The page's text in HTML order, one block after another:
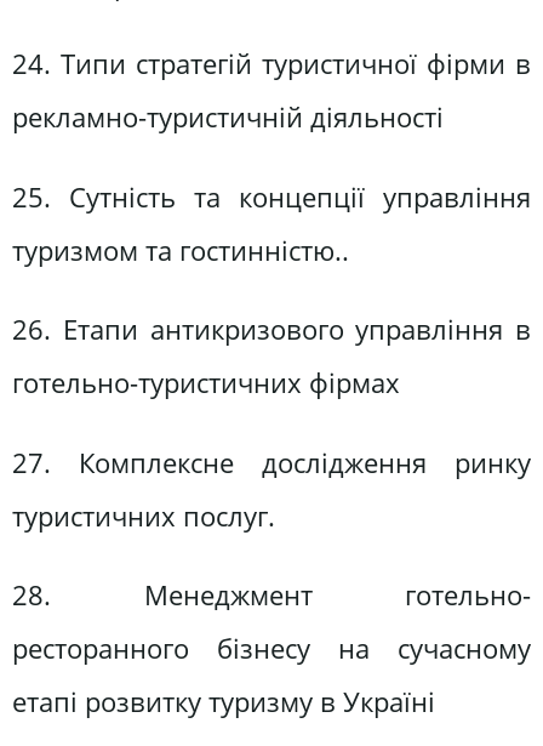
24. Типи стратегій туристичної фірми в
рекламно-туристичній діяльності
25. Сутність та концепції управління
туризмом та гостинністю..
26. Етапи антикризового управління в
готельно-туристичних фірмах
27. Комплексне дослідження ринку
туристичних послуг.
28. Менеджмент готельно-
ресторанного бізнесу на сучасному
етапі розвитку туризму в Україні